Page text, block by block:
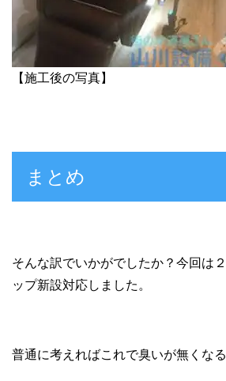
【施工後の写真】
まとめ
そんな訳でいかがでしたか？今回は
ップ新設対応しました。
普通に考えればこれで臭いが無くな